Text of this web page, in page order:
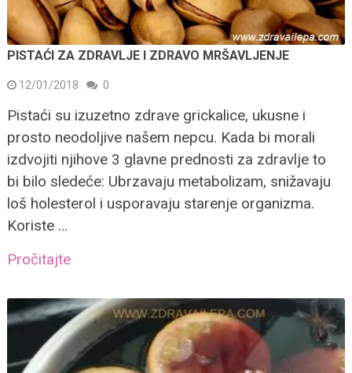
PISTAĆI ZA ZDRAVLJE I ZDRAVO MRŠAVLJENJE
12/01/2018 0
Pistaći su izuzetno zdrave grickalice, ukusne i
prosto neodoljive našem nepcu. Kada bi morali
izdvojiti njihove 3 glavne prednosti za zdravlje to
bi bilo sledeće: Ubrzavaju metabolizam, snižavaju
loš holesterol i usporavaju starenje organizma.
Koriste …
Pročitajte